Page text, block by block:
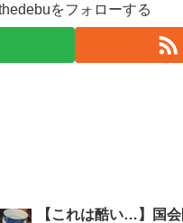
をフォローする
【これは酷い…】国